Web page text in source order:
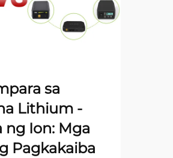
sa
Lithium -
ng Ion: Mga
Pagkakaiba